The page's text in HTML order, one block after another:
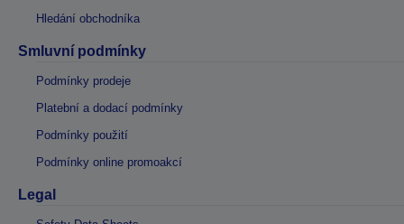
Hledání obchodníka
Smluvní podmínky
Podmínky prodeje
Platební a dodací podmínky
Podmínky použití
Podmínky online promoakcí
Legal